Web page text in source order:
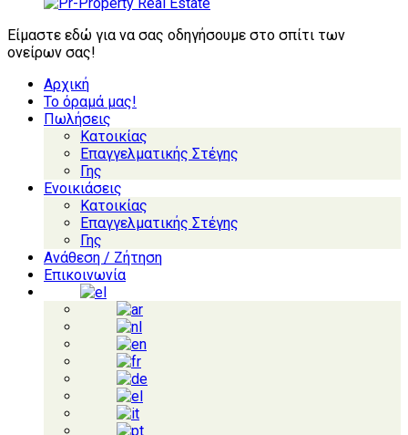
Είμαστε εδώ για να σας οδηγήσουμε στο σπίτι των
ονείρων σας!
Αρχική
Το όραμά μας!
Πωλήσεις
Κατοικίας
Επαγγελματικής Στέγης
Γης
Ενοικιάσεις
Κατοικίας
Επαγγελματικής Στέγης
Γης
Ανάθεση / Ζήτηση
Επικοινωνία